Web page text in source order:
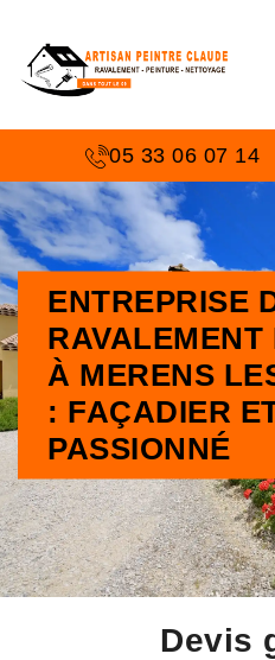
05 33 06 07 14
ENTREPRISE
À MERENS
: FAÇADIER
PASSIONNÉ
Devis